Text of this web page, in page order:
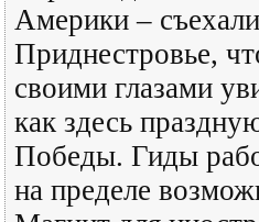
Америки –
Приднестровье,
своими глазами
как здесь
Победы. Гиды
на пределе